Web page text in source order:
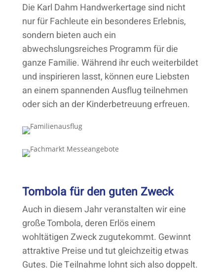
Die Karl Dahm Handwerkertage sind nicht
nur für Fachleute ein besonderes Erlebnis,
sondern bieten auch ein
abwechslungsreiches Programm für die
ganze Familie. Während ihr euch weiterbildet
und inspirieren lasst, können eure Liebsten
an einem spannenden Ausflug teilnehmen
oder sich an der Kinderbetreuung erfreuen.
Tombola für den guten Zweck
Auch in diesem Jahr veranstalten wir eine
große Tombola, deren Erlös einem
wohltätigen Zweck zugutekommt. Gewinnt
attraktive Preise und tut gleichzeitig etwas
Gutes. Die Teilnahme lohnt sich also doppelt.